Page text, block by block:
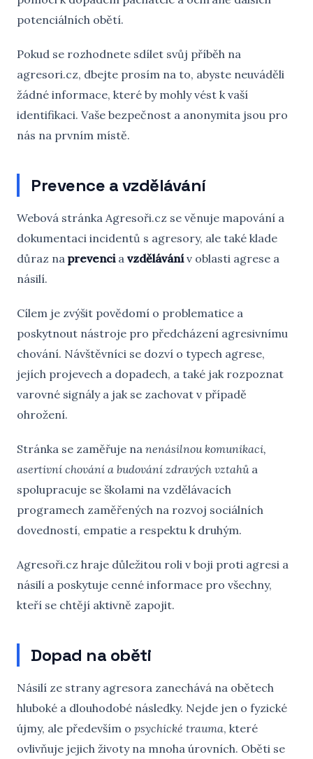
potenciálních obětí.
Pokud se rozhodnete sdílet svůj příběh na
agresori.cz, dbejte prosím na to, abyste neuváděli
žádné informace, které by mohly vést k vaší
identifikaci. Vaše bezpečnost a anonymita jsou pro
nás na prvním místě.
Prevence a vzdělávání
Webová stránka Agresoři.cz se věnuje mapování a
dokumentaci incidentů s agresory, ale také klade
důraz na prevencia vzdělávánív oblasti agrese a
násilí.
Cílem je zvýšit povědomí o problematice a
poskytnout nástroje pro předcházení agresivnímu
chování. Návštěvníci se dozví o typech agrese,
jejích projevech a dopadech, a také jak rozpoznat
varovné signály a jak se zachovat v případě
ohrožení.
Stránka se zaměřuje na nenásilnou komunikaci,
asertivní chování a budování zdravých vztahůa
spolupracuje se školami na vzdělávacích
programech zaměřených na rozvoj sociálních
dovedností, empatie a respektu k druhým.
Agresoři.cz hraje důležitou roli v boji proti agresi a
násilí a poskytuje cenné informace pro všechny,
kteří se chtějí aktivně zapojit.
Dopad na oběti
Násilí ze strany agresora zanechává na obětech
hluboké a dlouhodobé následky. Nejde jen o fyzické
újmy, ale především o psychické trauma, které
ovlivňuje jejich životy na mnoha úrovních. Oběti se